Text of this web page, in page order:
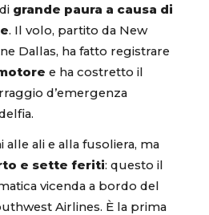
grande paura a causa di
. Il volo, partito da New
Dallas, ha fatto registrare
e ha costretto il
d’emergenza
alle ali e alla fusoliera, ma
e sette feriti: questo il
vicenda a bordo del
Airlines. È la prima